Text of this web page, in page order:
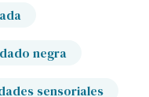
negra
sensoriales